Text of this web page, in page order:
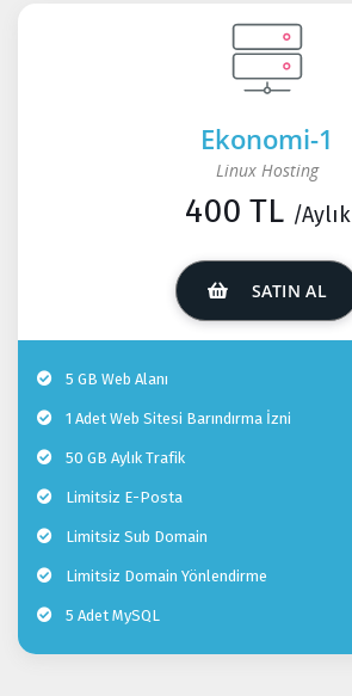
Ekonomi-1
Linux Hosting
400 TL /Aylık
SATIN AL
5 GB Web Alanı
1 Adet Web Sitesi Barındırma İzni
50 GB Aylık Trafik
Limitsiz E-Posta
Limitsiz Sub Domain
Limitsiz Domain Yönlendirme
5 Adet MySQL